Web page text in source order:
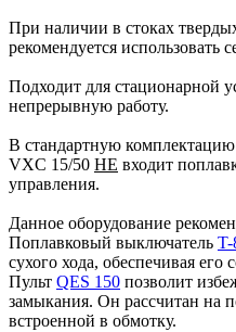
При наличии в стоках
рекомендуется использовать
Подходит для стационарной
непрерывную работу.
В стандартную
VXC 15/50 НЕ входит
управления.
Данное оборудование
Поплавковый выключатель T-
сухого хода, обеспечивая его
Пульт QES 150 позволит
замыкания. Он рассчитан на
встроенной в обмотку.